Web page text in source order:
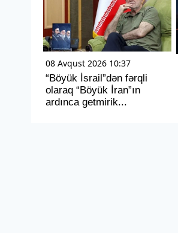
08 Avqust 2026 10:37
“Böyük İsrail”dən fərqli
olaraq “Böyük İran”ın
ardınca getmirik...